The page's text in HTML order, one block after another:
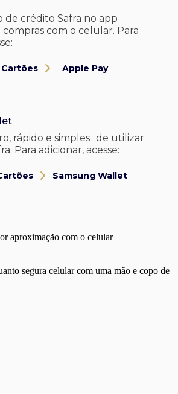
de crédito Safra no app
compras com o celular. Para
Cartões Apple Pay
rápido e simples de utilizar
Para adicionar, acesse:
Samsung Wallet